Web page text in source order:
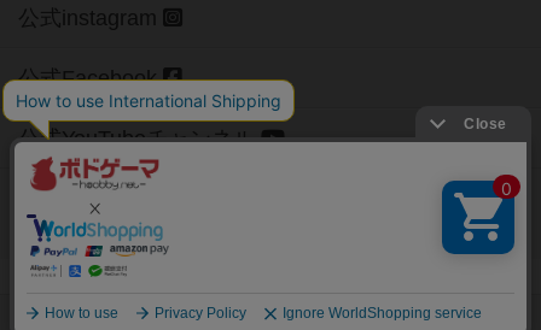
公式instagram
公式Facebook
公式YouTubeチャンネル